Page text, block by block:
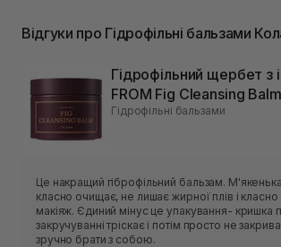
Відгуки про Гідрофільні бальзами
Гідрофільний щербет з
FROM Fig Cleansing
Гідрофільні бальзами
Це накращий гіброфільний бальзам.
класно очищає, не лишає жирної плів і класно
макіяж. Єдиний мінус це упакування- кришка
закручуванні тріскає і потім просто не
зручно брати з собою.